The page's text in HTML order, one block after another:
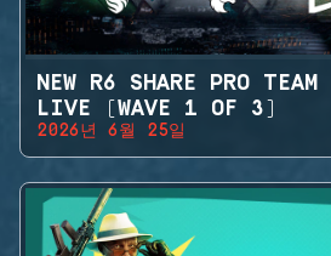
NEW R6 SHARE PRO TEAM
LIVE (WAVE 1 OF 3)
2026년 6월 25일